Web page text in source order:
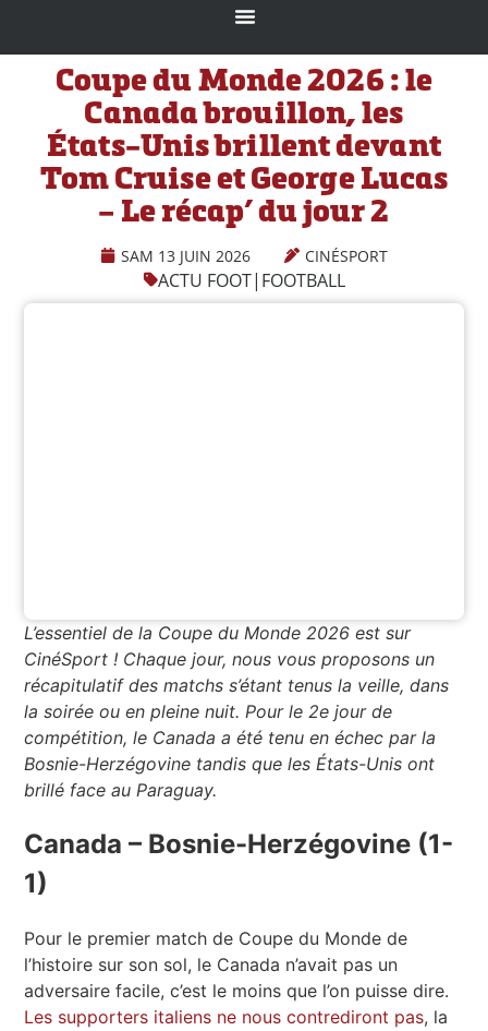
Coupe du Monde 2026 : le
Canada brouillon, les
États-Unis brillent devant
Tom Cruise et George Lucas
– Le récap’ du jour 2
SAM 13 JUIN 2026 CINÉSPORT
ACTU FOOT| FOOTBALL
L’essentiel de la Coupe du Monde 2026 est sur
CinéSport ! Chaque jour, nous vous proposons un
récapitulatif des matchs s’étant tenus la veille, dans
la soirée ou en pleine nuit. Pour le 2e jour de
compétition, le Canada a été tenu en échec par la
Bosnie-Herzégovine tandis que les États-Unis ont
brillé face au Paraguay.
Canada – Bosnie-Herzégovine (1-
1)
Pour le premier match de Coupe du Monde de
l’histoire sur son sol, le Canada n’avait pas un
adversaire facile, c’est le moins que l’on puisse dire.
Les supporters italiens ne nous contrediront pas, la